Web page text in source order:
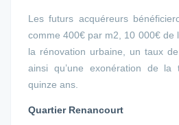
Les futurs acquéreurs
comme 400€ par m2, 10 000€ de
la rénovation urbaine, un taux
ainsi qu’une exonération de la
quinze ans.
Quartier Renancourt